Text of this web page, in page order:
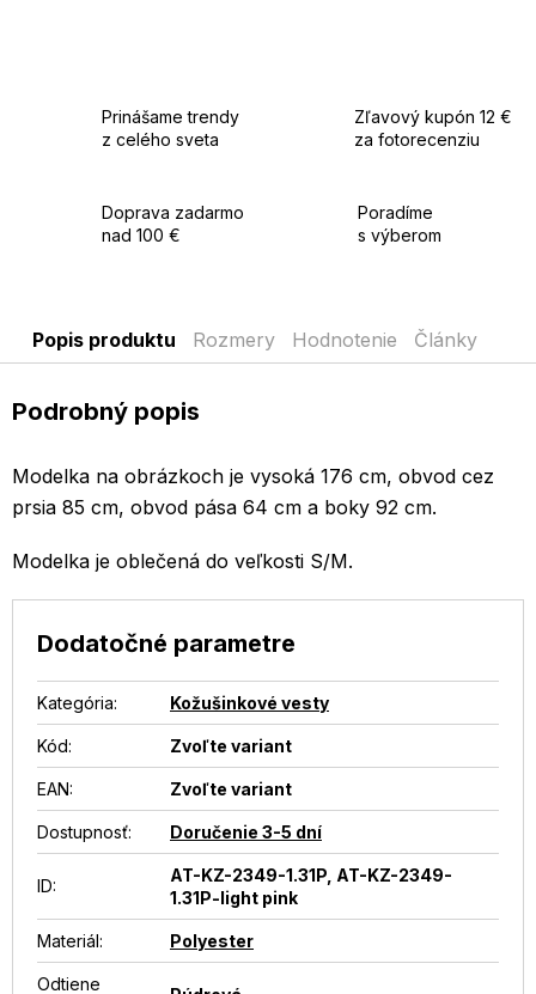
Prinášame trendy
z celého sveta
Zľavový kupón 12 €
za fotorecenziu
Doprava zadarmo
nad 100 €
Poradíme
s výberom
Popis produktu Rozmery Hodnotenie Články
Podrobný popis
Modelka na obrázkoch je vysoká 176 cm, obvod cez
prsia 85 cm, obvod pása 64 cm a boky 92 cm.
Modelka je oblečená do veľkosti S/M.
Dodatočné parametre
Kategória: Kožušinkové vesty
Kód: Zvoľte variant
EAN: Zvoľte variant
Dostupnosť: Doručenie 3-5 dní
ID:
AT-KZ-2349-1.31P, AT-KZ-2349-
1.31P-light pink
Materiál: Polyester
Odtiene